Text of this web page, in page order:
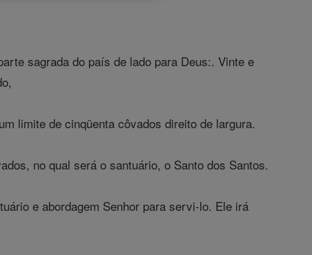
sagrada do país de lado para Deus:. Vinte e
limite de cinqüenta côvados direito de largura.
no qual será o santuário, o Santo dos Santos.
e abordagem Senhor para servi-lo. Ele irá